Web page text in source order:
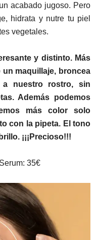
acabado jugoso. Pero
hidrata y nutre tu piel
vegetales.
y distinto. Más
maquillaje, broncea
nuestro rostro, sin
Además podemos
más color solo
con la pipeta. El tono
¡¡¡Precioso!!!
35€